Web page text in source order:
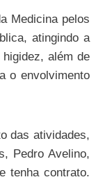
Medicina pelos
atingindo a
além de
o envolvimento
das atividades,
Pedro Avelino,
tenha contrato.